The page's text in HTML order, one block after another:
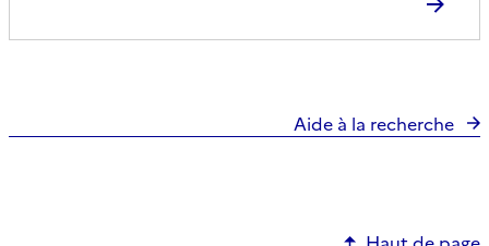
Aide à la recherche